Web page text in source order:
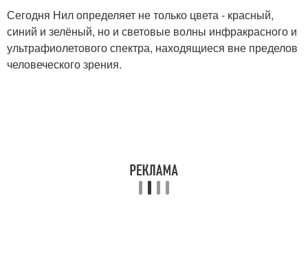
Сегодня Нил определяет не только цвета - красный,
синий и зелёный, но и световые волны инфракрасного и
ультрафиолетового спектра, находящиеся вне пределов
человеческого зрения.